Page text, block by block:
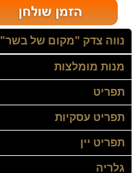
נווה צדק "מקום של בשר"
מנות מומלצות
תפריט
תפריט עסקיות
תפריט יין
גלריה